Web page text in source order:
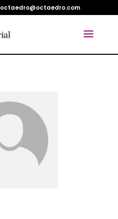
octaedro@octaedro.com